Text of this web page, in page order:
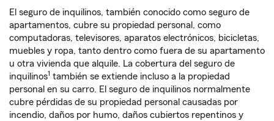
El seguro de inquilinos, también conocido como seguro de
apartamentos, cubre su propiedad personal, como
computadoras, televisores, aparatos electrónicos, bicicletas,
muebles y ropa, tanto dentro como fuera de su apartamento
u otra vivienda que alquile. La cobertura del seguro de
inquilinos1 también se extiende incluso a la propiedad
personal en su carro. El seguro de inquilinos normalmente
cubre pérdidas de su propiedad personal causadas por
incendio, daños por humo, daños cubiertos repentinos y